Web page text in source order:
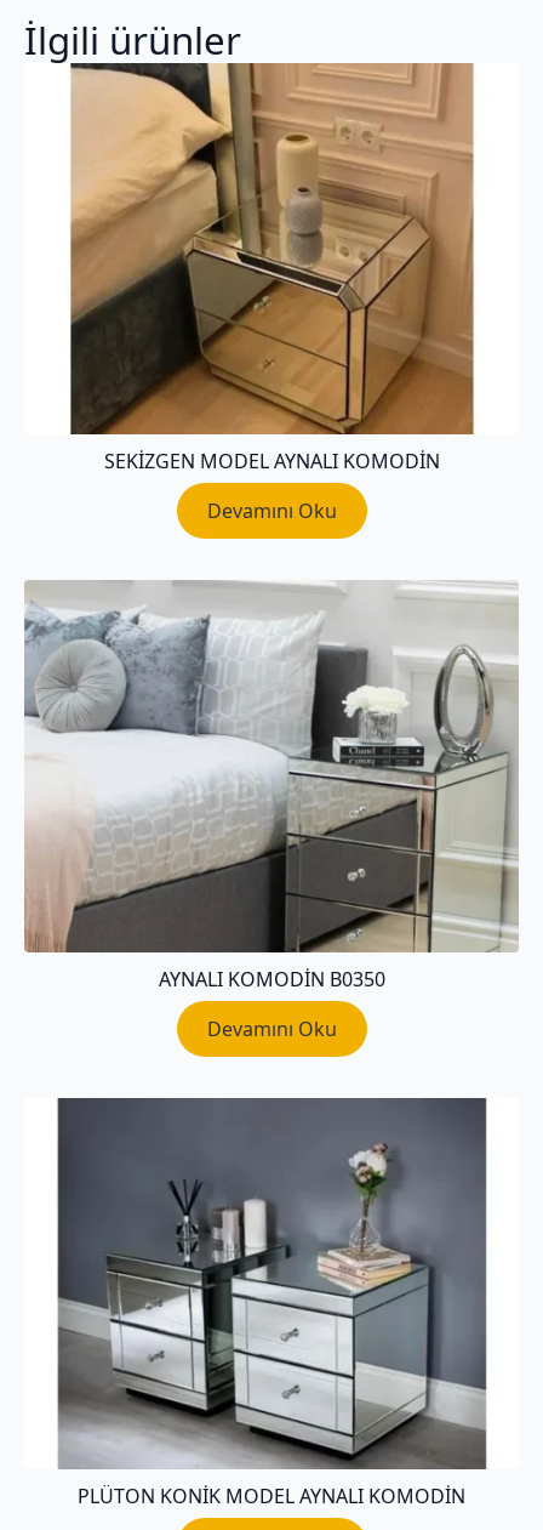
İlgili ürünler
SEKIZGEN MODEL AYNALI KOMODIN
Devamını Oku
AYNALI KOMODIN B0350
Devamını Oku
PLÜTON KONIK MODEL AYNALI KOMODIN